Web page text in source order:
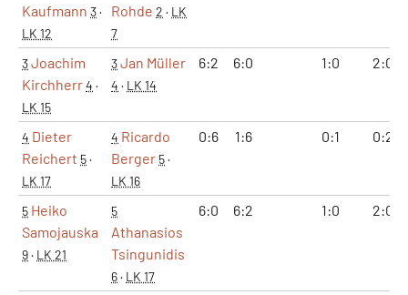
Kaufmann 3·
LK 12
Rohde 2 · LK
7
3Joachim
Kirchherr4 ·
LK 15
3Jan Müller
4 · LK 14
6:2 6:0 1:0 2:0
4 Dieter
Reichert 5·
LK 17
4 Ricardo
Berger 5·
LK 16
0:6 1:6 0:1 0:2
5 Heiko
Samojauska
9· LK 21
5
Athanasios
Tsingunidis
6· LK 17
6:0 6:2 1:0 2:0